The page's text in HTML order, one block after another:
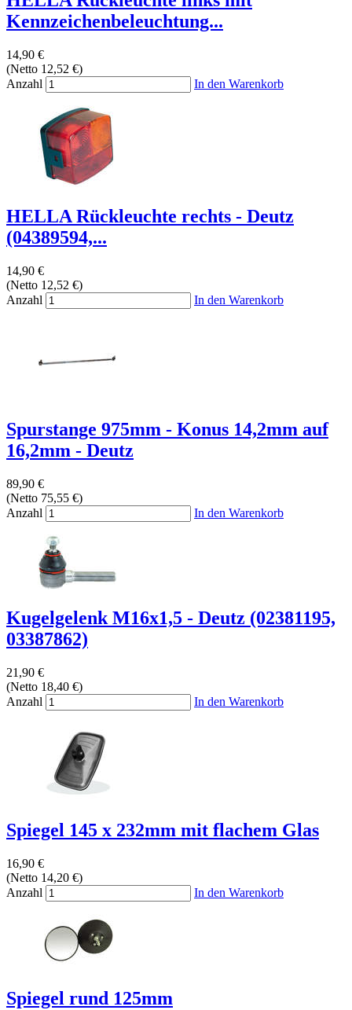
Kennzeichenbeleuchtung...
14,90 €
(Netto 12,52 €)
Anzahl
In den Warenkorb
HELLA Rückleuchte rechts - Deutz
(04389594,...
14,90 €
(Netto 12,52 €)
Anzahl
In den Warenkorb
Spurstange 975mm - Konus 14,2mm auf
16,2mm - Deutz
89,90 €
(Netto 75,55 €)
Anzahl
In den Warenkorb
Kugelgelenk M16x1,5 - Deutz (02381195,
03387862)
21,90 €
(Netto 18,40 €)
Anzahl
In den Warenkorb
Spiegel 145 x 232mm mit flachem Glas
16,90 €
(Netto 14,20 €)
Anzahl
In den Warenkorb
Spiegel rund 125mm